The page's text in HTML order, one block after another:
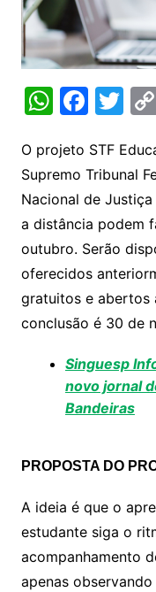
W
at
s
A
p
p
F
c
e
b
o
o
k
T
itt
er
O projeto STF
Supremo Tribunal
Nacional de
a distância podem
outubro. Serão
oferecidos
gratuitos e abertos
conclusão é 30 de
Singuesp
novo jornal
Bandeiras
PROPOSTA DO
A ideia é que o
estudante siga o
acompanhamento
apenas